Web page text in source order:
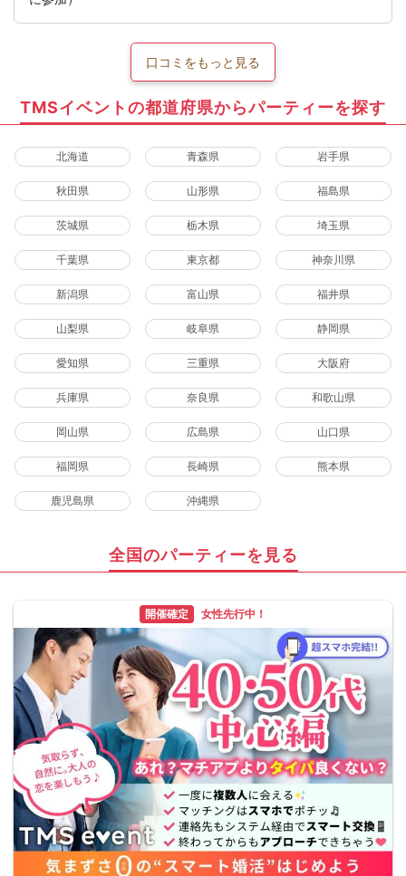
口コミをもっと見る
TMSイベントの都道府県からパーティーを探す
北海道 青森県 岩手県
秋田県 山形県 福島県
茨城県 栃木県 埼玉県
千葉県 東京都 神奈川県
新潟県 富山県 福井県
山梨県 岐阜県 静岡県
愛知県 三重県 大阪府
兵庫県 奈良県 和歌山県
岡山県 広島県 山口県
福岡県 長崎県 熊本県
鹿児島県 沖縄県
全国のパーティーを見る
開催確定 女性先行中！